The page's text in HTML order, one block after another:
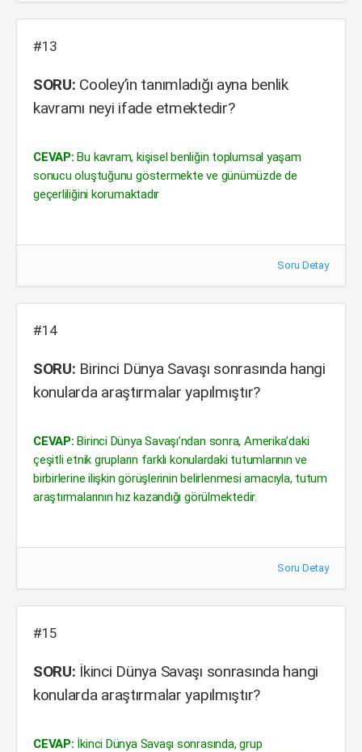
#13
SORU: Cooley’in tanımladığı ayna benlik
kavramı neyi ifade etmektedir?
CEVAP: Bu kavram, kişisel benliğin toplumsal yaşam
sonucu oluştuğunu göstermekte ve günümüzde de
geçerliliğini korumaktadır
Soru Detay
#14
SORU: Birinci Dünya Savaşı sonrasında hangi
konularda araştırmalar yapılmıştır?
CEVAP: Birinci Dünya Savaşı’ndan sonra, Amerika’daki
çeşitli etnik grupların farklı konulardaki tutumlarının ve
birbirlerine ilişkin görüşlerinin belirlenmesi amacıyla, tutum
araştırmalarının hız kazandığı görülmektedir.
Soru Detay
#15
SORU: İkinci Dünya Savaşı sonrasında hangi
konularda araştırmalar yapılmıştır?
CEVAP: İkinci Dünya Savaşı sonrasında, grup